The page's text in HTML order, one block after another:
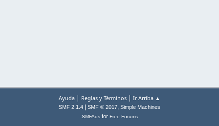
Ayuda | Reglas y Términos | Ir Arriba ▲
SMF 2.1.4 SMF © 2017, Simple Machines
SMFAdsfor Free Forums